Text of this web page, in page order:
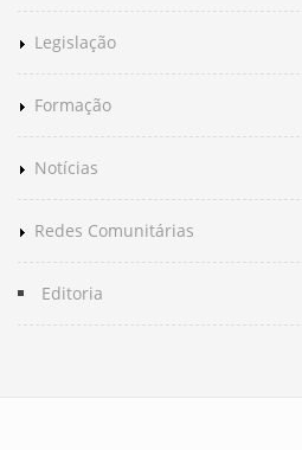
Legislação
Formação
Notícias
Redes Comunitárias
Editoria